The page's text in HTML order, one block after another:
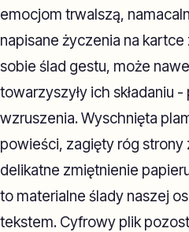
emocjom trwalszą,
napisane życzenia na
sobie ślad gestu, może
towarzyszyły ich składaniu
wzruszenia. Wyschnięta
powieści, zagięty róg
delikatne zmiętnienie
to materialne ślady naszej
tekstem. Cyfrowy plik